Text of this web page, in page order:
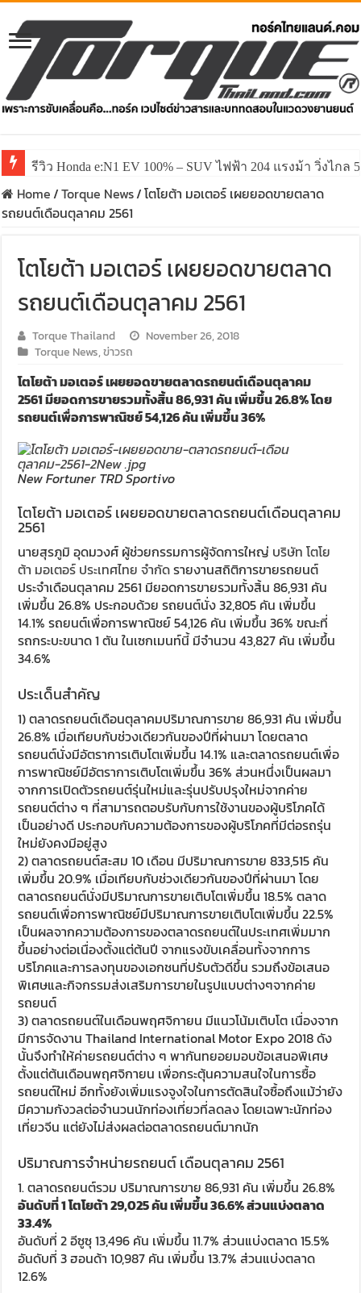
รีวิว Honda e:N1 EV 100% – SUV ไฟฟ้า 204 แรงม้า วิ่งไกล
Home/Torque News/โตโยต้า มอเตอร์ เผยยอดขายตลาด
รถยนต์เดือนตุลาคม 2561
โตโยต้า มอเตอร์ เผยยอดขายตลาด
รถยนต์เดือนตุลาคม 2561
Torque Thailand
November 26, 2018
Torque News,ข่าวรถ
โตโยต้า มอเตอร์ เผยยอดขายตลาดรถยนต์เดือนตุลาคม
2561 มียอดการขายรวมทั้งสิ้น 86,931 คัน เพิ่มขึ้น 26.8% โดย
รถยนต์เพื่อการพาณิชย์ 54,126 คัน เพิ่มขึ้น 36%
New Fortuner TRD Sportivo
โตโยต้า มอเตอร์ เผยยอดขายตลาดรถยนต์เดือนตุลาคม
2561
นายสุรภูมิ อุดมวงศ์ ผู้ช่วยกรรมการผู้จัดการใหญ่ บริษัท โตโย
ต้า มอเตอร์ ประเทศไทย จำกัดรายงานสถิติการขายรถยนต์
ประจำเดือนตุลาคม 2561 มียอดการขายรวมทั้งสิ้น 86,931 คัน
เพิ่มขึ้น 26.8% ประกอบด้วย รถยนต์นั่ง 32,805 คัน เพิ่มขึ้น
14.1% รถยนต์เพื่อการพาณิชย์ 54,126 คัน เพิ่มขึ้น 36% ขณะที่
รถกระบะขนาด 1 ตัน ในเซกเมนท์นี้ มีจำนวน 43,827 คัน เพิ่มขึ้น
34.6%
ประเด็นสำคัญ
1) ตลาดรถยนต์เดือนตุลาคมปริมาณการขาย 86,931 คัน เพิ่มขึ้น
26.8% เมื่อเทียบกับช่วงเดียวกันของปีที่ผ่านมา โดยตลาด
รถยนต์นั่งมีอัตราการเติบโตเพิ่มขึ้น 14.1% และตลาดรถยนต์เพื่อ
การพาณิชย์มีอัตราการเติบโตเพิ่มขึ้น 36% ส่วนหนึ่งเป็นผลมา
จากการเปิดตัวรถยนต์รุ่นใหม่และรุ่นปรับปรุงใหม่จากค่าย
รถยนต์ต่าง ๆ ที่สามารถตอบรับกับการใช้งานของผู้บริโภคได้
เป็นอย่างดี ประกอบกับความต้องการของผู้บริโภคที่มีต่อรถรุ่น
ใหม่ยังคงมีอยู่สูง
2) ตลาดรถยนต์สะสม 10 เดือน มีปริมาณการขาย 833,515 คัน
เพิ่มขึ้น 20.9% เมื่อเทียบกับช่วงเดียวกันของปีที่ผ่านมา โดย
ตลาดรถยนต์นั่งมีปริมาณการขายเติบโตเพิ่มขึ้น 18.5% ตลาด
รถยนต์เพื่อการพาณิชย์มีปริมาณการขายเติบโตเพิ่มขึ้น 22.5%
เป็นผลจากความต้องการของตลาดรถยนต์ในประเทศเพิ่มมาก
ขึ้นอย่างต่อเนื่องตั้งแต่ต้นปี จากแรงขับเคลื่อนทั้งจากการ
บริโภคและการลงทุนของเอกชนที่ปรับตัวดีขึ้น รวมถึงข้อเสนอ
พิเศษและกิจกรรมส่งเสริมการขายในรูปแบบต่างๆจากค่าย
รถยนต์
3) ตลาดรถยนต์ในเดือนพฤศจิกายน มีแนวโน้มเติบโต เนื่องจาก
มีการจัดงาน Thailand International Motor Expo 2018 ดัง
นั้นจึงทำให้ค่ายรถยนต์ต่าง ๆ พากันทยอยมอบข้อเสนอพิเศษ
ตั้งแต่ต้นเดือนพฤศจิกายน เพื่อกระตุ้นความสนใจในการซื้อ
รถยนต์ใหม่ อีกทั้งยังเพิ่มแรงจูงใจในการตัดสินใจซื้อถึงแม้ว่ายัง
มีความกังวลต่อจำนวนนักท่องเที่ยวที่ลดลง โดยเฉพาะนักท่อง
เที่ยวจีน แต่ยังไม่ส่งผลต่อตลาดรถยนต์มากนัก
ปริมาณการจำหน่ายรถยนต์ เดือนตุลาคม 2561
1. ตลาดรถยนต์รวม ปริมาณการขาย 86,931 คัน เพิ่มขึ้น 26.8%
อันดับที่ 1 โตโยต้า 29,025 คัน เพิ่มขึ้น 36.6% ส่วนแบ่งตลาด
33.4%
อันดับที่ 2 อีซูซุ 13,496 คัน เพิ่มขึ้น 11.7% ส่วนแบ่งตลาด 15.5%
อันดับที่ 3 ฮอนด้า 10,987 คัน เพิ่มขึ้น 13.7% ส่วนแบ่งตลาด
12.6%